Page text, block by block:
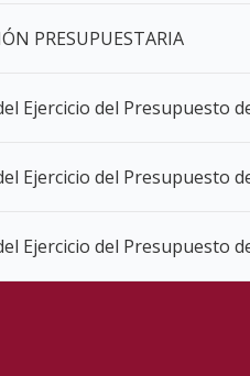
PRESUPUESTARIA
Ejercicio del Presupuesto
Ejercicio del Presupuesto
Ejercicio del Presupuesto